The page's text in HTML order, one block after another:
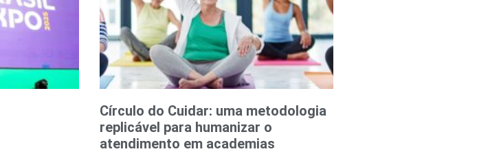
Círculo do Cuidar: uma metodologia
replicável para humanizar o
atendimento em academias